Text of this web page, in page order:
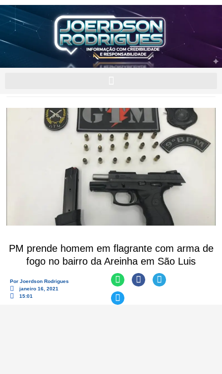
PM prende homem em flagrante com arma de
fogo no bairro da Areinha em São Luis
Por Joerdson Rodrigues
janeiro 16, 2021
15:01